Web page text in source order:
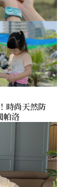
時尚天然防
洛